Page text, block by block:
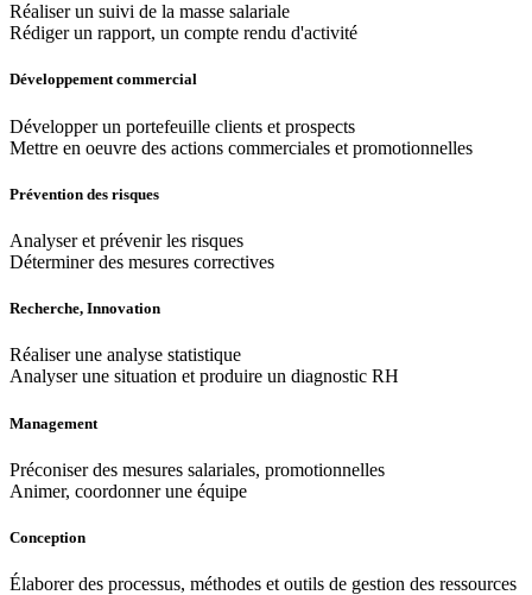
Réaliser un suivi de la masse salariale
Rédiger un rapport, un compte rendu d'activité
Développement commercial
Développer un portefeuille clients et prospects
Mettre en oeuvre des actions commerciales et promotionnelles
Prévention des risques
Analyser et prévenir les risques
Déterminer des mesures correctives
Recherche, Innovation
Réaliser une analyse statistique
Analyser une situation et produire un diagnostic RH
Management
Préconiser des mesures salariales, promotionnelles
Animer, coordonner une équipe
Conception
Élaborer des processus, méthodes et outils de gestion des ressources